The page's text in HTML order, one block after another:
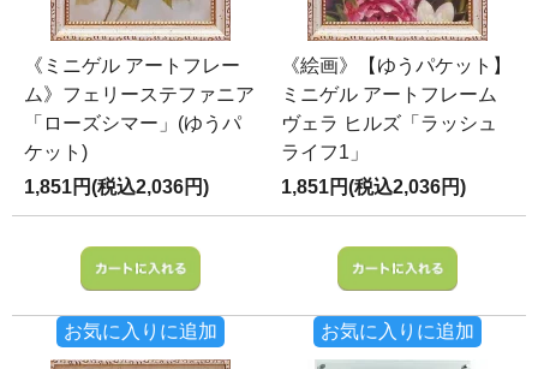
《ミニゲル アートフレー
ム》フェリーステファニア
「ローズシマー」(ゆうパ
ケット)
1,851円(税込2,036円)
お気に入りに追加
《絵画》【ゆうパケット】
ミニゲル アートフレーム
ヴェラ ヒルズ「ラッシュ
ライフ1」
1,851円(税込2,036円)
お気に入りに追加